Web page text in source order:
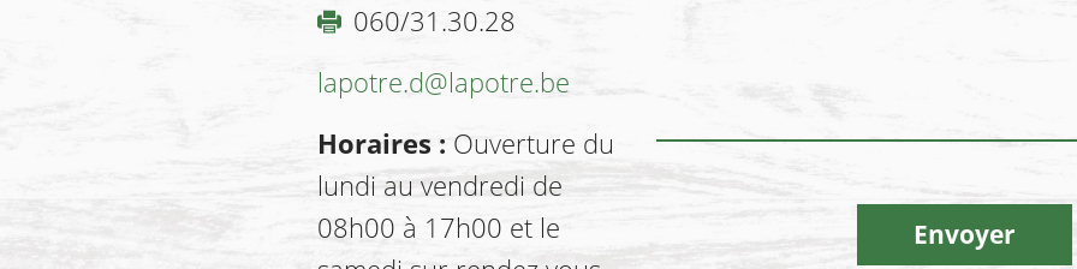
060/31.30.28
lapotre.d@lapotre.be
Horaires : Ouverture du
lundi au vendredi de
08h00 à 17h00 et le